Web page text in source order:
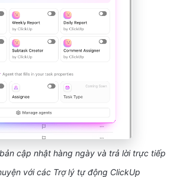
cập nhật hàng ngày và trả lời trực tiếp
với các Trợ lý tự động ClickUp